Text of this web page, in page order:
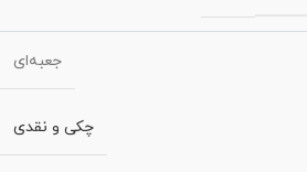
جعبه‌ای
چکی و نقدی